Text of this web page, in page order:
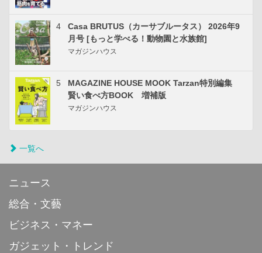
4
Casa BRUTUS（カーサブルータス） 2026年9
月号 [もっと学べる！動物園と水族館]
マガジンハウス
5
MAGAZINE HOUSE MOOK Tarzan特別編集
賢い食べ方BOOK 増補版
マガジンハウス
一覧へ
ニュース
総合・文藝
ビジネス・マネー
ガジェット・トレンド